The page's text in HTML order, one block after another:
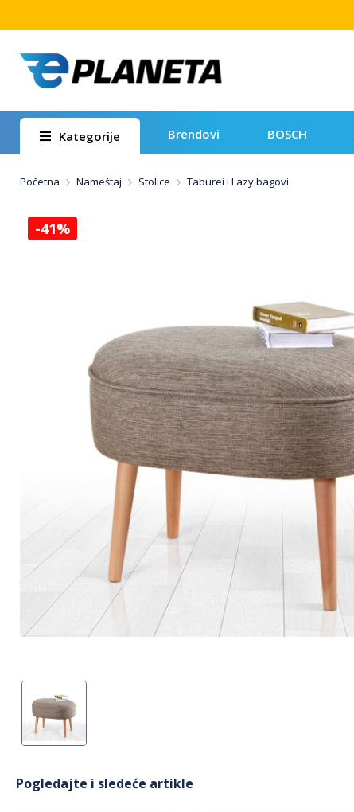
Kategorije Brendovi BOSCH
Početna Nameštaj Stolice Taburei i Lazy bagovi
-41%
Pogledajte i sledeće artikle